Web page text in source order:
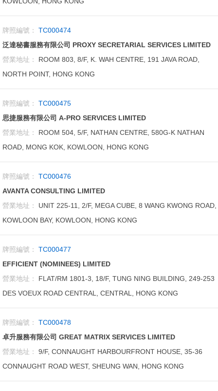
牌照編號：
TC000474
泛達秘書服務有限公司 PROXY SECRETARIAL SERVICES LIMITED
營業地址：
ROOM 803, 8/F, K. WAH CENTRE, 191 JAVA ROAD,
NORTH POINT, HONG KONG
牌照編號：
TC000475
思捷服務有限公司 A-PRO SERVICES LIMITED
營業地址：
ROOM 504, 5/F, NATHAN CENTRE, 580G-K NATHAN
ROAD, MONG KOK, KOWLOON, HONG KONG
牌照編號：
TC000476
AVANTA CONSULTING LIMITED
營業地址：
UNIT 225-11, 2/F, MEGA CUBE, 8 WANG KWONG ROAD,
KOWLOON BAY, KOWLOON, HONG KONG
牌照編號：
TC000477
EFFICIENT (NOMINEES) LIMITED
營業地址：
FLAT/RM 1801-3, 18/F, TUNG NING BUILDING, 249-253
DES VOEUX ROAD CENTRAL, CENTRAL, HONG KONG
牌照編號：
TC000478
卓升服務有限公司 GREAT MATRIX SERVICES LIMITED
營業地址：
9/F, CONNAUGHT HARBOURFRONT HOUSE, 35-36
CONNAUGHT ROAD WEST, SHEUNG WAN, HONG KONG